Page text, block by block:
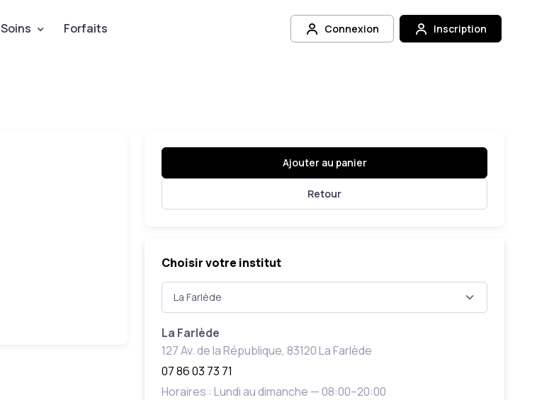
Soins Forfaits Connexion Inscription
Ajouter au panier
Retour
Choisir votre institut
La Farlède
127 Av. de la République, 83120 La Farlède
07 86 03 73 71
Horaires : Lundi au dimanche — 08:00–20:00